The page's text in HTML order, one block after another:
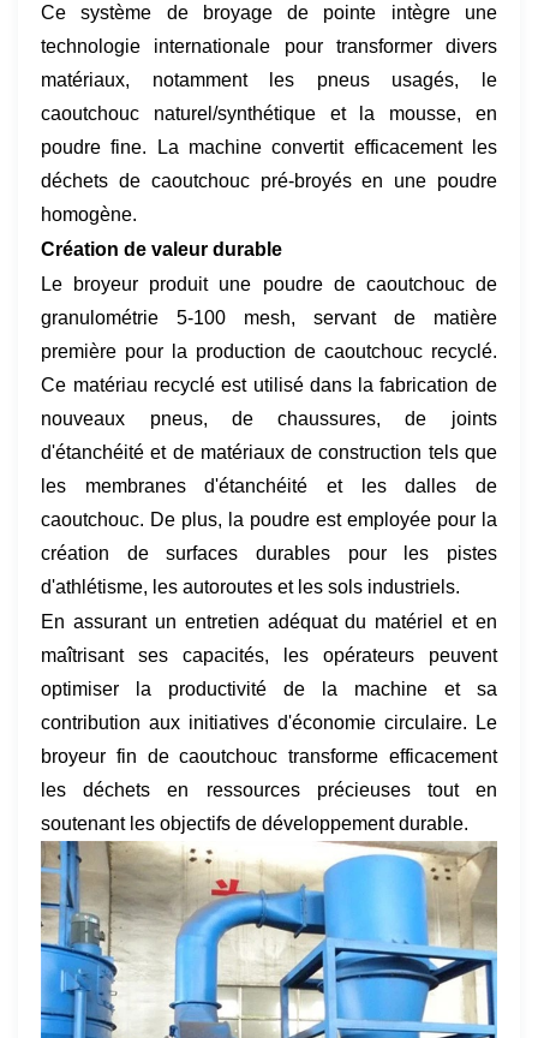
Ce système de broyage de pointe intègre une
technologie internationale pour transformer divers
matériaux, notamment les pneus usagés, le
caoutchouc naturel/synthétique et la mousse, en
poudre fine. La machine convertit efficacement les
déchets de caoutchouc pré-broyés en une poudre
homogène.
Création de valeur durable
Le broyeur produit une poudre de caoutchouc de
granulométrie 5-100 mesh, servant de matière
première pour la production de caoutchouc recyclé.
Ce matériau recyclé est utilisé dans la fabrication de
nouveaux pneus, de chaussures, de joints
d'étanchéité et de matériaux de construction tels que
les membranes d'étanchéité et les dalles de
caoutchouc. De plus, la poudre est employée pour la
création de surfaces durables pour les pistes
d'athlétisme, les autoroutes et les sols industriels.
En assurant un entretien adéquat du matériel et en
maîtrisant ses capacités, les opérateurs peuvent
optimiser la productivité de la machine et sa
contribution aux initiatives d'économie circulaire. Le
broyeur fin de caoutchouc transforme efficacement
les déchets en ressources précieuses tout en
soutenant les objectifs de développement durable.